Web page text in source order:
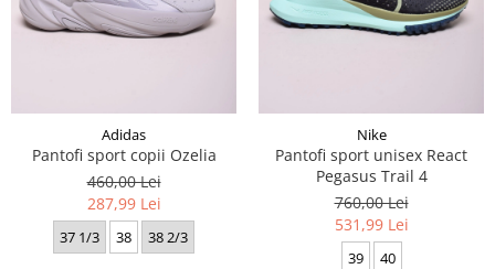
Adidas
Pantofi sport copii Ozelia
460,00 Lei
287,99 Lei
37 1/3 38 38 2/3
Nike
Pantofi sport unisex React
Pegasus Trail 4
760,00 Lei
531,99 Lei
39 40